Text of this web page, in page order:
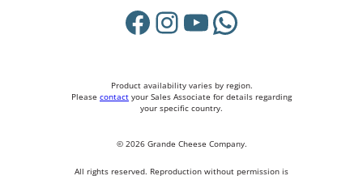
Facebook
Instagram
YouTube
WhatsApp
Product availability varies by region.
Please contact your Sales Associate for details regarding
your specific country.
© 2026 Grande Cheese Company.
All rights reserved. Reproduction without permission is